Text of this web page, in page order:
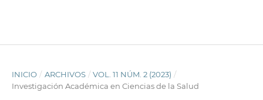
INICIO / ARCHIVOS / VOL. 11 NÚM. 2 (2023) /
Investigación Académica en Ciencias de la Salud